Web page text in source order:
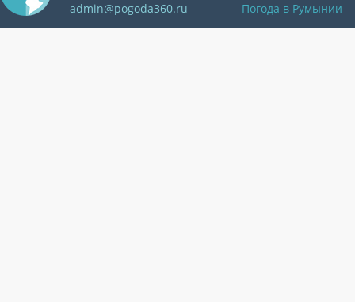
admin@pogoda360.ru
Погода в Румынии